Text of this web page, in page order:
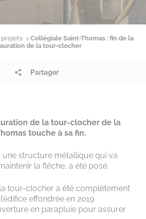
projets
Collégiale Saint-Thomas : fin de la
de la tour-clocher
Partager
de la tour-clocher de la
touche à sa fin.
une structure métallique qui va
la flèche, a été posé.
la tour-clocher a été complètement
effondrée en 2019
en parapluie pour assurer